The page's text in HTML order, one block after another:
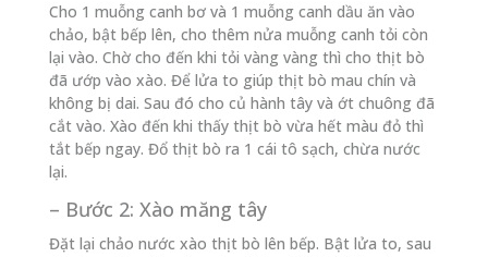
Cho 1 muỗng canh bơ và 1 muỗng canh dầu ăn vào
chảo, bật bếp lên, cho thêm nửa muỗng canh tỏi còn
lại vào. Chờ cho đến khi tỏi vàng vàng thì cho thịt bò
đã ướp vào xào. Để lửa to giúp thịt bò mau chín và
không bị dai. Sau đó cho củ hành tây và ớt chuông đã
cắt vào. Xào đến khi thấy thịt bò vừa hết màu đỏ thì
tắt bếp ngay. Đổ thịt bò ra 1 cái tô sạch, chừa nước
lại.
– Bước 2: Xào măng tây
Đặt lại chảo nước xào thịt bò lên bếp. Bật lửa to, sau